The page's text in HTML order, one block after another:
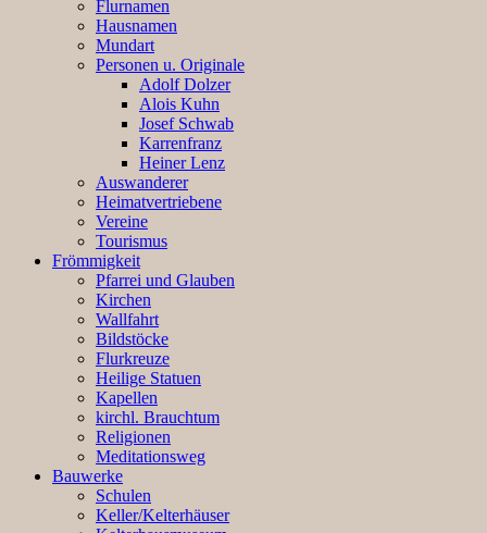
Flurnamen
Hausnamen
Mundart
Personen u. Originale
Adolf Dolzer
Alois Kuhn
Josef Schwab
Karrenfranz
Heiner Lenz
Auswanderer
Heimatvertriebene
Vereine
Tourismus
Frömmigkeit
Pfarrei und Glauben
Kirchen
Wallfahrt
Bildstöcke
Flurkreuze
Heilige Statuen
Kapellen
kirchl. Brauchtum
Religionen
Meditationsweg
Bauwerke
Schulen
Keller/Kelterhäuser